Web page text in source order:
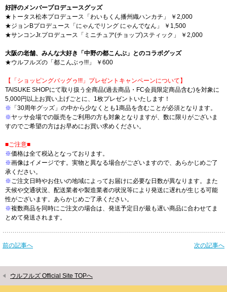
好評のメンバープロデュースグッズ
★トータス松本プロデュース「わいもくん播州織ハンカチ」 ￥2,000
★ジョンBプロデュース「にゃんでリング にゃんでなん」 ￥1,500
★サンコンJr.プロデュース「ミニチュア(チョップ)スティック」 ￥2,000
大阪の老舗、みんな大好き「中野の都こんぶ」とのコラボグッズ
★ウルフルズの「都こんぶゥ!!!」 ￥600
【「ショッピングバッグゥ!!!」プレゼントキャンペーンについて】
TAISUKE SHOPにて取り扱う全商品(過去商品・FC会員限定商品含む)を対象に
5,000円以上お買い上げごとに、1枚プレゼントいたします！
※ 「30周年グッズ」の中から少なくとも1商品を含むことが必須となります。
※ヤッサ会場での販売をご利用の方も対象となりますが、数に限りがございま
すのでご希望の方はお早めにお買い求めください。
■ご注意■
※価格は全て税込となっております。
※画像はイメージです。実物と異なる場合がございますので、あらかじめご了
承ください。
※ ご注文日時やお住いの地域によってお届けに必要な日数が異なります。また
天候や交通状況、配送業者や製造業者の状況等により発送に遅れが生じる可能
性がございます。あらかじめご了承ください。
※複数商品を同時にご注文の場合は、発送予定日が最も遅い商品に合わせてま
とめて発送されます。
前の記事へ 次の記事へ
ウルフルズ Official Site TOPへ